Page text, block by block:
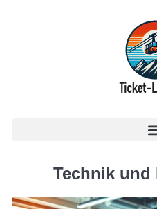
Technik